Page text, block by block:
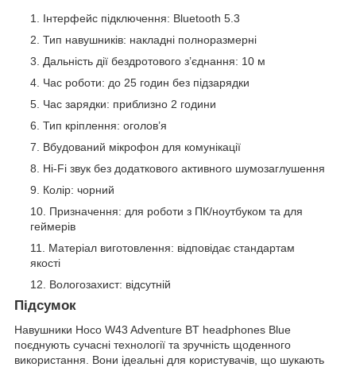
Інтерфейс підключення: Bluetooth 5.3
Тип навушників: накладні полноразмерні
Дальність дії бездротового з’єднання: 10 м
Час роботи: до 25 годин без підзарядки
Час зарядки: приблизно 2 години
Тип кріплення: оголов’я
Вбудований мікрофон для комунікації
Hi-Fi звук без додаткового активного шумозаглушення
Колір: чорний
Призначення: для роботи з ПК/ноутбуком та для
геймерів
Матеріал виготовлення: відповідає стандартам
якості
Вологозахист: відсутній
Підсумок
Навушники Hoco W43 Adventure BT headphones Blue
поєднують сучасні технології та зручність щоденного
використання. Вони ідеальні для користувачів, що шукають